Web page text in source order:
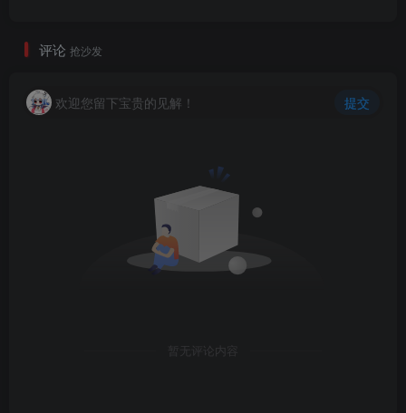
评论 抢沙发
欢迎您留下宝贵的见解！ 提交
暂无评论内容